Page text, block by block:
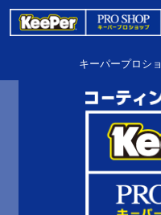
キーパープロシ